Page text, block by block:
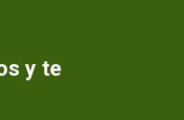
y te